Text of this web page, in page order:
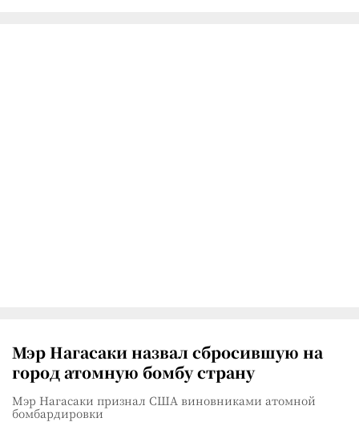
Мэр Нагасаки назвал сбросившую на
город атомную бомбу страну
Мэр Нагасаки признал США виновниками атомной
бомбардировки